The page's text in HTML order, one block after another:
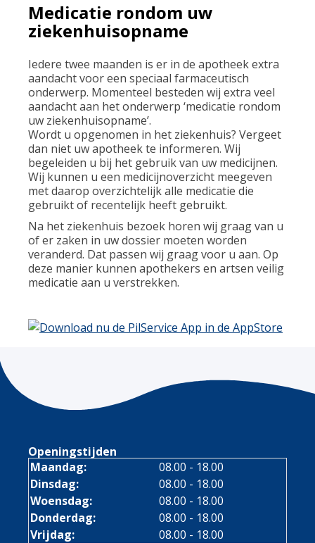
Medicatie rondom uw
ziekenhuisopname
Iedere twee maanden is er in de apotheek extra
aandacht voor een speciaal farmaceutisch
onderwerp. Momenteel besteden wij extra veel
aandacht aan het onderwerp ‘medicatie rondom
uw ziekenhuisopname’.
Wordt u opgenomen in het ziekenhuis? Vergeet
dan niet uw apotheek te informeren. Wij
begeleiden u bij het gebruik van uw medicijnen.
Wij kunnen u een medicijnoverzicht meegeven
met daarop overzichtelijk alle medicatie die
gebruikt of recentelijk heeft gebruikt.
Na het ziekenhuis bezoek horen wij graag van u
of er zaken in uw dossier moeten worden
veranderd. Dat passen wij graag voor u aan. Op
deze manier kunnen apothekers en artsen veilig
medicatie aan u verstrekken.
Openingstijden
Maandag:
08.00 - 18.00
Dinsdag:
08.00 - 18.00
Woensdag:
08.00 - 18.00
Donderdag:
08.00 - 18.00
Vrijdag:
08.00 - 18.00